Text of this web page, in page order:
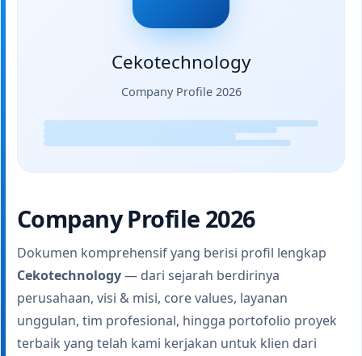
Cekotechnology
Company Profile 2026
Company Profile 2026
Dokumen komprehensif yang berisi profil lengkap
Cekotechnology— dari sejarah berdirinya
perusahaan, visi & misi, core values, layanan
unggulan, tim profesional, hingga portofolio proyek
terbaik yang telah kami kerjakan untuk klien dari